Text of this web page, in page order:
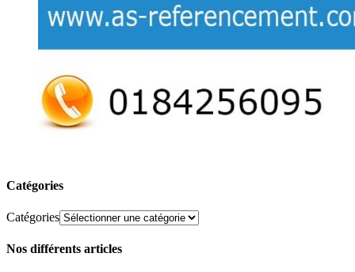
Catégories
Catégories
Nos différents articles